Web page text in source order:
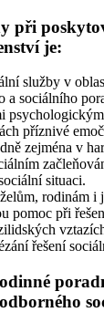
při
je:
služby v
a sociálního
příznivé
zejména v
situaci.
rodinám i
pomoc při
řešení